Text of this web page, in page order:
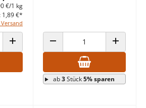
€/1 kg
1,89 €*
ANZAHL ERHÖHENANZAHL VERRINGERN ANZAHL
ab3Stück5% sparen